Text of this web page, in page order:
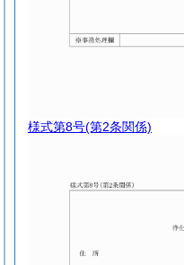
様式第8号(第2条関係)